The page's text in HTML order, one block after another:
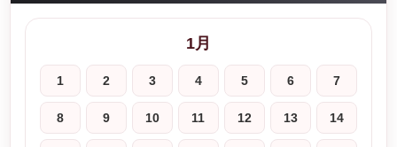
1月
1 2 3 4 5 6 7
8 9 10 11 12 13 14